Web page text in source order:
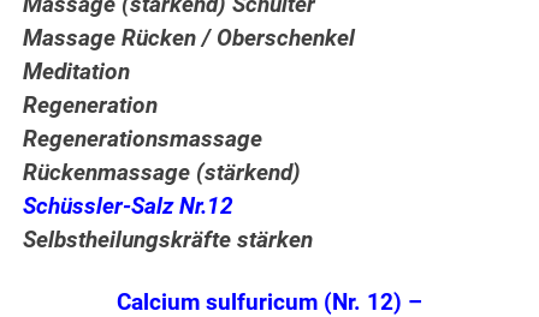
Massage Rücken / Oberschenkel
Meditation
Regeneration
Regenerationsmassage
Rückenmassage (stärkend)
Schüssler-Salz Nr.12
Selbstheilungskräfte stärken
Calcium sulfuricum (Nr. 12) –